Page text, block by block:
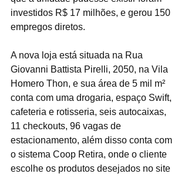
investidos R$ 17 milhões, e gerou 150
empregos diretos.
A nova loja está situada na Rua
Giovanni Battista Pirelli, 2050, na Vila
Homero Thon, e sua área de 5 mil m²
conta com uma drogaria, espaço Swift,
cafeteria e rotisseria, seis autocaixas,
11 checkouts, 96 vagas de
estacionamento, além disso conta com
o sistema Coop Retira, onde o cliente
escolhe os produtos desejados no site